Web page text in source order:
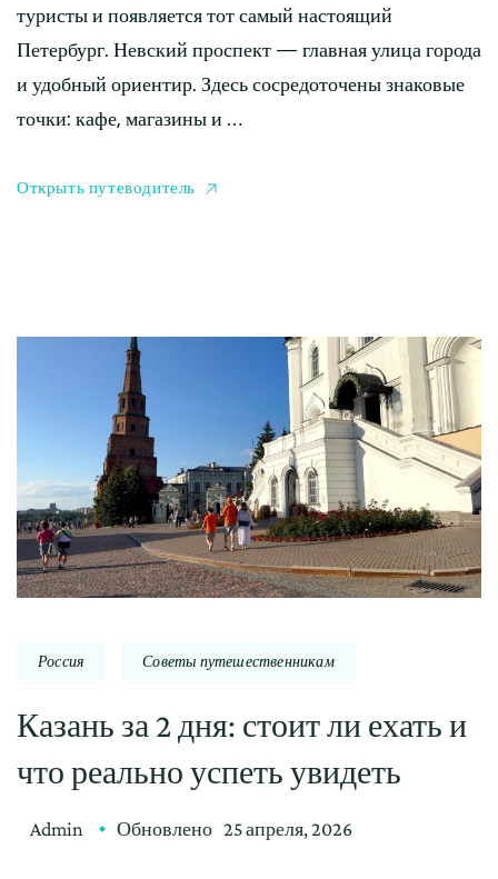
туристы и появляется тот самый настоящий
Петербург. Невский проспект — главная улица города
и удобный ориентир. Здесь сосредоточены знаковые
точки: кафе, магазины и …
Открыть путеводитель
Россия Советы путешественникам
Казань за 2 дня: стоит ли ехать и
что реально успеть увидеть
Admin Обновлено 25 апреля, 2026